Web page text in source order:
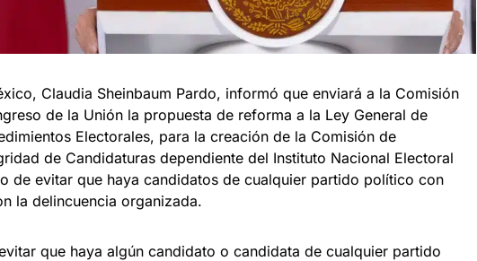
Claudia Sheinbaum Pardo, informó que enviará a la Comisión
de la Unión la propuesta de reforma a la Ley General de
Electorales, para la creación de la Comisión de
de Candidaturas dependiente del Instituto Nacional Electoral
de evitar que haya candidatos de cualquier partido político con
la delincuencia organizada.
que haya algún candidato o candidata de cualquier partido